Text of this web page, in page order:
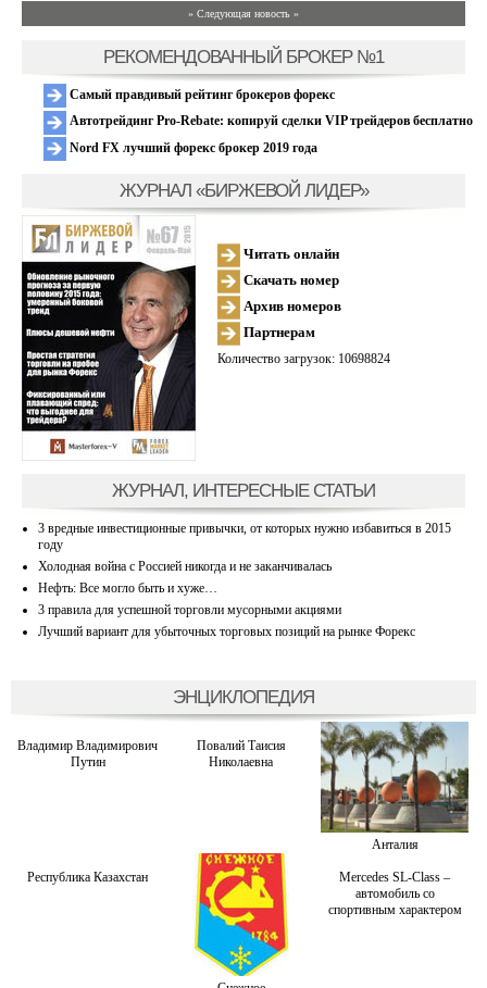
» Следующая новость »
РЕКОМЕНДОВАННЫЙ БРОКЕР №1
Самый правдивый рейтинг брокеров форекс
Автотрейдинг Pro-Rebate: копируй сделки VIP трейдеров бесплатно
Nord FX лучший форекс брокер 2019 года
ЖУРНАЛ «БИРЖЕВОЙ ЛИДЕР»
Читать онлайн
Скачать номер
Архив номеров
Партнерам
Количество загрузок: 10698824
ЖУРНАЛ, ИНТЕРЕСНЫЕ СТАТЬИ
3 вредные инвестиционные привычки, от которых нужно избавиться в 2015
году
Холодная война с Россией никогда и не заканчивалась
Нефть: Все могло быть и хуже…
3 правила для успешной торговли мусорными акциями
Лучший вариант для убыточных торговых позиций на рынке Форекс
ЭНЦИКЛОПЕДИЯ
Владимир Владимирович
Путин
Повалий Таисия
Николаевна
Анталия
Республика Казахстан
Mercedes SL-Class –
автомобиль со
спортивным характером